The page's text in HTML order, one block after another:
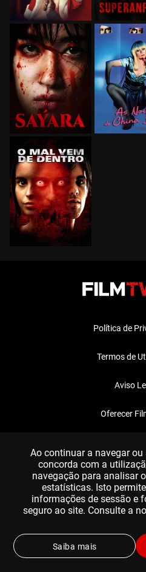
Política de
Termos de
Aviso
Oferecer
Ao continuar a navegar ou
concorda com a
navegação para analisar
estatísticas. Isto
informações de sessão e
seguro ao site. Consulte a
Saiba mais